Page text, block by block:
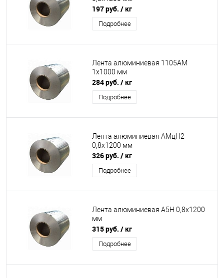
197 руб. / кг
Подробнее
Лента алюминиевая 1105АМ
1х1000 мм
284 руб. / кг
Подробнее
Лента алюминиевая АМцН2
0,8х1200 мм
326 руб. / кг
Подробнее
Лента алюминиевая А5Н 0,8х1200
мм
315 руб. / кг
Подробнее